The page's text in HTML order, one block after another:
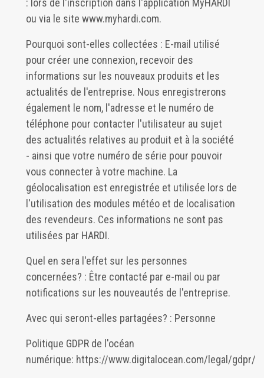
: lors de l'inscription dans l'application MyHARDI
ou via le site www.myhardi.com.
Pourquoi sont-elles collectées : E-mail utilisé
pour créer une connexion, recevoir des
informations sur les nouveaux produits et les
actualités de l'entreprise. Nous enregistrerons
également le nom, l'adresse et le numéro de
téléphone pour contacter l'utilisateur au sujet
des actualités relatives au produit et à la société
- ainsi que votre numéro de série pour pouvoir
vous connecter à votre machine. La
géolocalisation est enregistrée et utilisée lors de
l'utilisation des modules météo et de localisation
des revendeurs. Ces informations ne sont pas
utilisées par HARDI.
Quel en sera l'effet sur les personnes
concernées? : Être contacté par e-mail ou par
notifications sur les nouveautés de l'entreprise.
Avec qui seront-elles partagées? : Personne
Politique GDPR de l'océan
numérique: https://www.digitalocean.com/legal/gdpr/